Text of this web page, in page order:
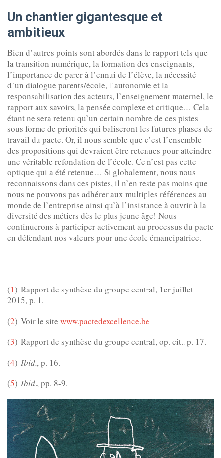
Un chantier gigantesque et
ambitieux
Bien d’autres points sont abordés dans le rapport tels que
la transition numérique, la formation des enseignants,
l’importance de parer à l’ennui de l’élève, la nécessité
d’un dialogue parents/école, l’autonomie et la
responsabilisation des acteurs, l’enseignement maternel, le
rapport aux savoirs, la pensée complexe et critique… Cela
étant ne sera retenu qu’un certain nombre de ces pistes
sous forme de priorités qui baliseront les futures phases de
travail du pacte. Or, il nous semble que c’est l’ensemble
des propositions qui devraient être retenues pour atteindre
une véritable refondation de l’école. Ce n’est pas cette
optique qui a été retenue… Si globalement, nous nous
reconnaissons dans ces pistes, il n’en reste pas moins que
nous ne pouvons pas adhérer aux multiples références au
monde de l’entreprise ainsi qu’à l’insistance à ouvrir à la
diversité des métiers dès le plus jeune âge! Nous
continuerons à participer activement au processus du pacte
en défendant nos valeurs pour une école émancipatrice.
(1) Rapport de synthèse du groupe central, 1er juillet
2015, p. 1.
(2) Voir le site www.pactedexcellence.be
(3) Rapport de synthèse du groupe central, op. cit., p. 17.
(4) Ibid., p. 16.
(5) Ibid., pp. 8-9.